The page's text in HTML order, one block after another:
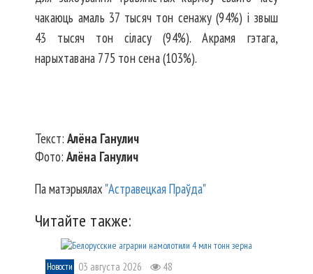
чакаюць амаль 37 тысяч тон сенажу (94%) і звыш
43 тысяч тон сіласу (94%). Акрамя гэтага,
нарыхтавана 775 тон сена (103%).
Текст: Алёна Ганулич
Фото: Алёна Ганулич
Па матэрыялах "Астравецкая Праўда"
Читайте также:
Новости 03 августа 2026 48